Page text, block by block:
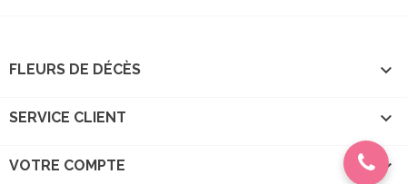
FLEURS DE DÉCÈS 
SERVICE CLIENT 
VOTRE COMPTE 